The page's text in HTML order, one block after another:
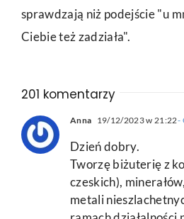
sprawdzają niż podejście "u
Ciebie też zadziała".
201 komentarzy
Anna 19/12/2023 w 21:22-
Dzień dobry.
Tworzę biżuterię z
czeskich),
metali